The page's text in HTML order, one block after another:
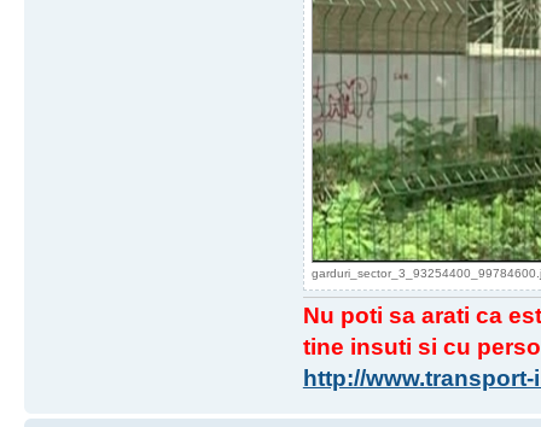
Nu poti sa arati ca
tine insuti si cu
http://